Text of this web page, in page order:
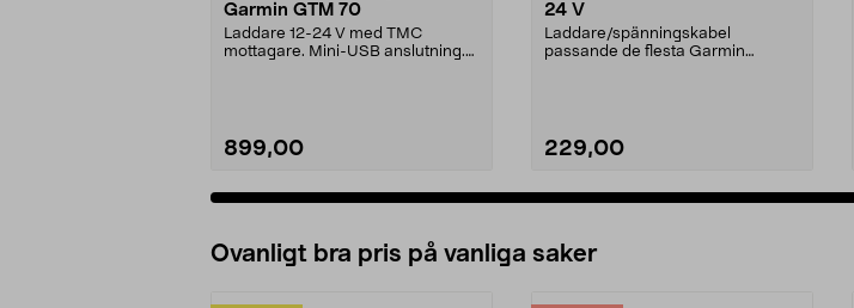
Garmin GTM 70
Laddare 12-24 V med TMC
mottagare. Mini-USB anslutning.
899,00
24 V
Laddare/spänningskabel
passande de flesta Garmin
229,00
Ovanligt bra pris på vanliga saker